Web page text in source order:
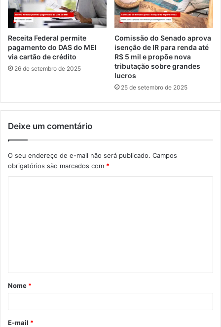
Receita Federal permite
pagamento do DAS do MEI
via cartão de crédito
26 de setembro de 2025
Comissão do Senado aprova
isenção de IR para renda até
R$ 5 mil e propõe nova
tributação sobre grandes
lucros
25 de setembro de 2025
Deixe um comentário
O seu endereço de e-mail não será publicado. Campos
obrigatórios são marcados com *
á
r
Nome *
E-mail *